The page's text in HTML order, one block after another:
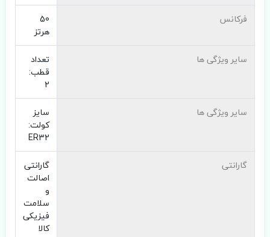
فرکانس
50
هرتز
سایر ویژگی ها
تعداد
قطب:
2
سایر ویژگی ها
سایز
کولت:
ER32
گارانتی
گارانتی
اصالت
و
سلامت
فیزیکی
کالا